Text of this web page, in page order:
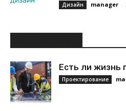
Дизайн manager -
Есть ли жизнь
Проектирование